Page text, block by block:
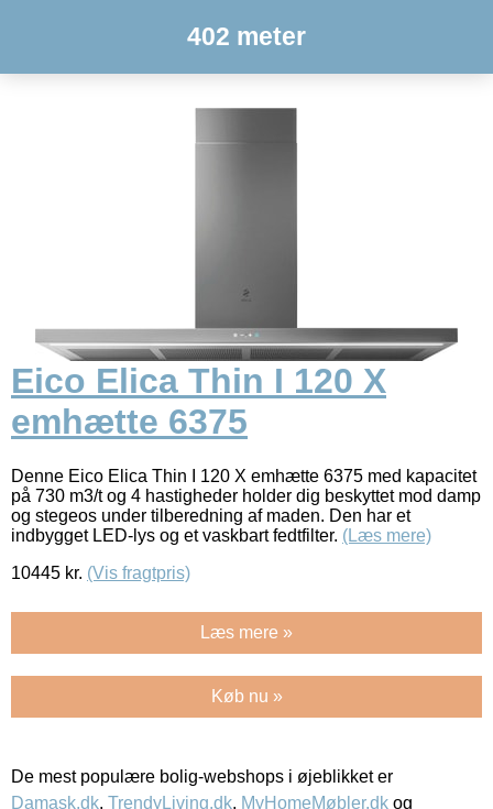
402 meter
Eico Elica Thin I 120 X
emhætte 6375
Denne Eico Elica Thin I 120 X emhætte 6375 med kapacitet
på 730 m3/t og 4 hastigheder holder dig beskyttet mod damp
og stegeos under tilberedning af maden. Den har et
indbygget LED-lys og et vaskbart fedtfilter. (Læs mere)
10445 kr. (Vis fragtpris)
Læs mere »
Køb nu »
De mest populære bolig-webshops i øjeblikket er
Damask.dk, TrendyLiving.dk, MyHomeMøbler.dk og